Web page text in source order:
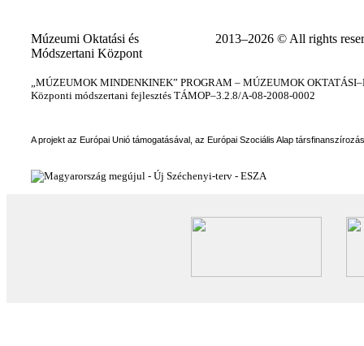
Múzeumi Oktatási és
Módszertani Központ
2013–2026 © All rights
„MÚZEUMOK MINDENKINEK” PROGRAM – MÚZEUMOK
Központi módszertani fejlesztés TÁMOP–3.2.8/A-08-2008-0002
A projekt az Európai Unió támogatásával, az Európai Szociális Alap